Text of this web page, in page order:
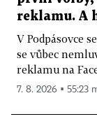
reklamu. A
V Podpásovce
se vůbec
reklamu na
7. 8. 2026 ▪ 55:23